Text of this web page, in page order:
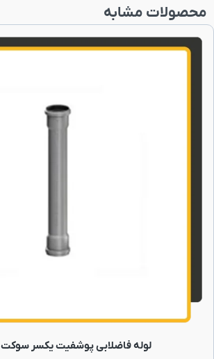
محصولات مشابه
لوله فاضلابی پوشفیت یکسر سوکت 110-500